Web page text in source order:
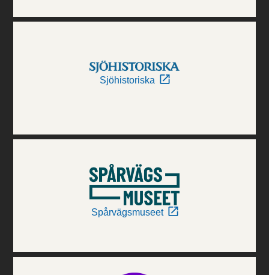
Sjöhistoriska
Spårvägsmuseet